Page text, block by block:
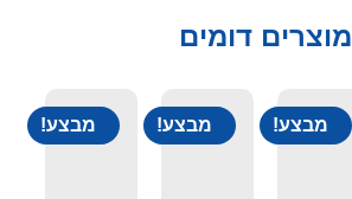
מוצרים דומים
מבצע! מבצע! מבצע!